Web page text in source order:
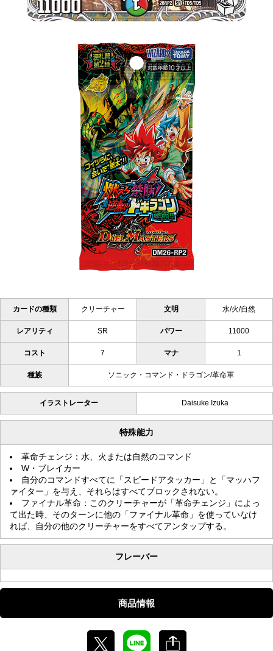
カードの種類 クリーチャー 文明 水/火/自然
レアリティ SR パワー 11000
コスト 7 マナ 1
種族 ソニック・コマンド・ドラゴン/革命軍
イラストレーター Daisuke Izuka
特殊能力
革命チェンジ：水、火または自然のコマンド
W・ブレイカー
自分のコマンドすべてに「スピードアタッカー」と「マッハフ
ァイター」を与え、それらはすべてブロックされない。
ファイナル革命：このクリーチャーが「革命チェンジ」によっ
て出た時、そのターンに他の「ファイナル革命」を使っていなけ
れば、自分の他のクリーチャーをすべてアンタップする。
フレーバー
商品情報